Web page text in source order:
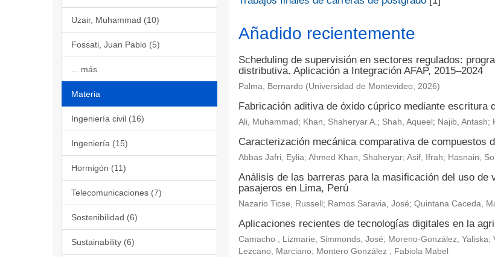
Uzair, Muhammad (10)
Fossati, Juan Pablo (5)
... más
Materia
Ingeniería civil (16)
Ingeniería (15)
Hormigón (11)
Telecomunicaciones (7)
Sostenibilidad (6)
Sustainability (6)
Añadido recientemente
Scheduling de supervisión en sectores regulados:
distributiva. Aplicación a Integración AFAP, 2015–2024
Palma, Bernardo (Universidad de Montevideo, 2026)
Fabricación aditiva de óxido cúprico mediante escritura
Ali, Muhammad; Khan, Shaheryar A.; Shah, Aqueel; Najib, Antash;
Caracterización mecánica comparativa de compuestos
Abbas Jafri, Eylia; Ahmed Khan, Shaheryar; Asif, Ifrah; Hasnain,
Análisis de las barreras para la masificación del uso
pasajeros en Lima, Perú
Nazario Ticse, Russell; Ramos Saravia, José; Quintana Caceda,
Aplicaciones recientes de tecnologías digitales en la
Camacho , Lizmarie; Simmonds, José; Moreno-González,
Lezcano, Marciano; Montero González , Fabiola Mabel